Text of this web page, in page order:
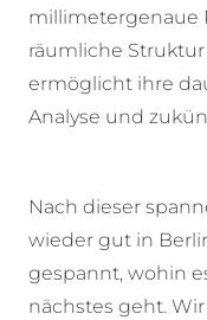
millimetergenaue
räumliche
ermöglicht ihre
Analyse und
Nach dieser
wieder gut in
gespannt, wohin
nächstes geht.